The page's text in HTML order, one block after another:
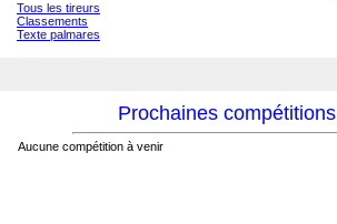
Tous les tireurs
Classements
Texte palmares
Prochaines compétitions
Aucune compétition à venir